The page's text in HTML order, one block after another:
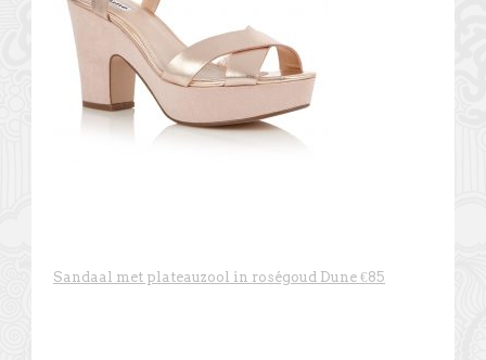
Sandaal met plateauzool in roségoud Dune €85